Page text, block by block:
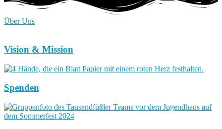
Über Uns
Vision & Mission
Spenden